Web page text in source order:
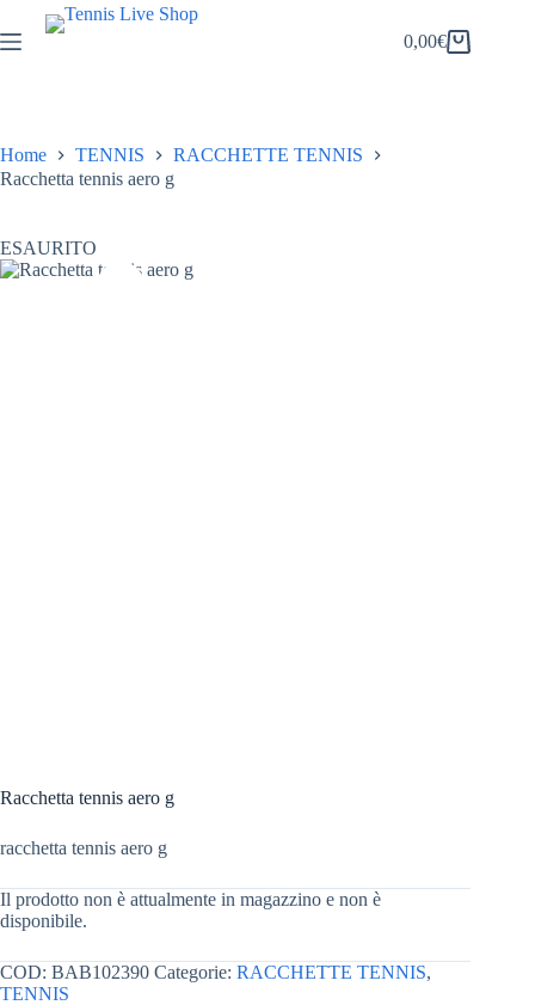
al
contenuto
Carrello
0,00€
Home TENNIS
RACCHETTE TENNIS
Racchetta tennis aero g
ESAURITO
Racchetta tennis aero g
racchetta tennis aero g
Il prodotto non è attualmente in magazzino e non è
disponibile.
COD: BAB102390 Categorie: RACCHETTE TENNIS,
TENNIS